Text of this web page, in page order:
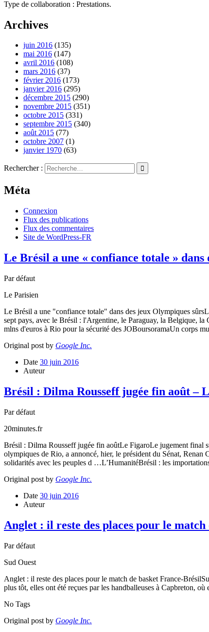
Type de collaboration : Prestations.
Archives
juin 2016 (135)
mai 2016 (147)
avril 2016 (108)
mars 2016 (37)
février 2016 (173)
janvier 2016 (295)
décembre 2015 (290)
novembre 2015 (351)
octobre 2015 (331)
septembre 2015 (340)
août 2015 (77)
octobre 2007 (1)
janvier 1970 (63)
Rechercher :
Méta
Connexion
Flux des publications
Flux des commentaires
Site de WordPress-FR
Le Brésil a une « confiance totale »
Par défaut
Le Parisien
Le Brésil a une "confiance totale" dans des jeux Olympiques
sept pays, avec le Brésil : l'Argentine, le Paraguay, la Belgique,
mlns d'euros à Rio pour la sécurité des JOBoursoramaUn corps
Original post by Google Inc.
Date 30 juin 2016
Auteur
Brésil : Dilma Rousseff jugée fin août –
Par défaut
20minutes.fr
Brésil : Dilma Rousseff jugée fin aoûtLe FigaroLe jugement final
olympiques de Rio, a annoncé, hier, le président du Sénat,
solidarités avec les peuples d …L’HumanitéBrésil : les
Original post by Google Inc.
Date 30 juin 2016
Auteur
Anglet : il reste des places pour le
Par défaut
Sud Ouest
Anglet : il reste des places pour le match de basket France-
plus tôt, elles ont été reçues par les handballeuses à Capbreton, où
No Tags
Original post by Google Inc.